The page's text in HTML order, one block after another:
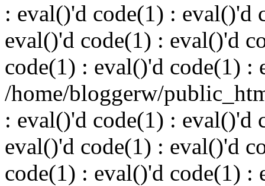
: eval()'d code(1) : eval()'d
eval()'d code(1) : eval()'d
code(1) : eval()'d code(1) :
/home/bloggerw/
: eval()'d code(1) : eval()'d
eval()'d code(1) : eval()'d
code(1) : eval()'d code(1) :